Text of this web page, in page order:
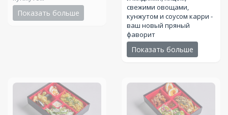
Показать больше
свежими овощами,
кунжутом и соусом карри -
ваш новый пряный
фаворит
Показать больше